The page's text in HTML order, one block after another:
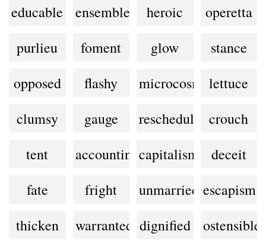
educable ensemble heroic
operetta
purlieu
foment glow
stance
opposed
flashy microcosm
lettuce
clumsy
gauge reschedule
crouch
tent
accounting capitalism
deceit
fate
fright unmarried escapism
thicken
warranted dignified
ostensible